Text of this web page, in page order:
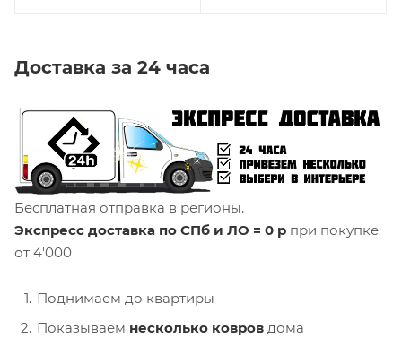
Доставка за 24 часа
Бесплатная отправка в регионы.
Экспресс доставка по СПб и ЛО = 0 р при покупке
от 4'000
Поднимаем до квартиры
Показываем несколько ковров дома